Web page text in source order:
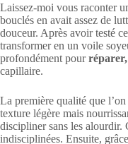
Laissez-moi vous raconter
bouclés en avait assez de
douceur. Après avoir testé
transformer en un voile
profondément pour
capillaire.
La première qualité que
texture légère mais
discipliner sans les alourdir.
indisciplinées. Ensuite,